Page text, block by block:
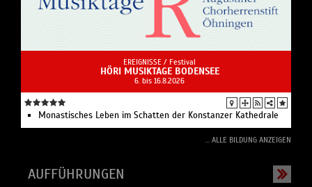
EREIGNISSE / Festival
HÖRI MUSIKTAGE BODENSEE
6. bis 16.8.2026
Monastisches Leben im Schatten der Konstanzer Kathedrale‍
... ALLE BILDUNG ANZEIGEN
AUFFÜHRUNGEN